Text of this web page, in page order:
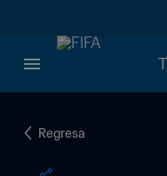
Regresa